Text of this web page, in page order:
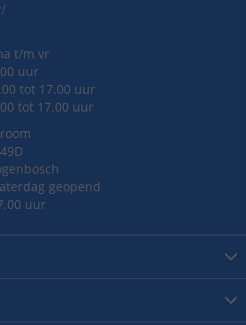
t/m vr
uur
tot 17.00 uur
tot 17.00 uur
49D
geopend
uur